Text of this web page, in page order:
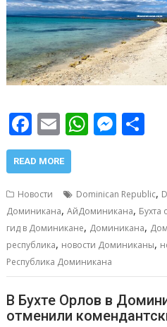
F
ac
e
b
o
o
k
E
m
ai
l
W
s
A
p
p
M
e
n
g
р
а
в
и
т
ь
READ MORE
Новости Dominican Republic,
Доминикана,АйДоминикана, Бухта
гид в Доминикане, Доминикана,
республика, новости Доминиканы,
Республика Доминикана
В Бухте Орлов в
отменили